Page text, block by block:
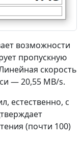
возможности
пропускную
скорость
— 20,55 MB/s.
естественно, с
(почти 100)